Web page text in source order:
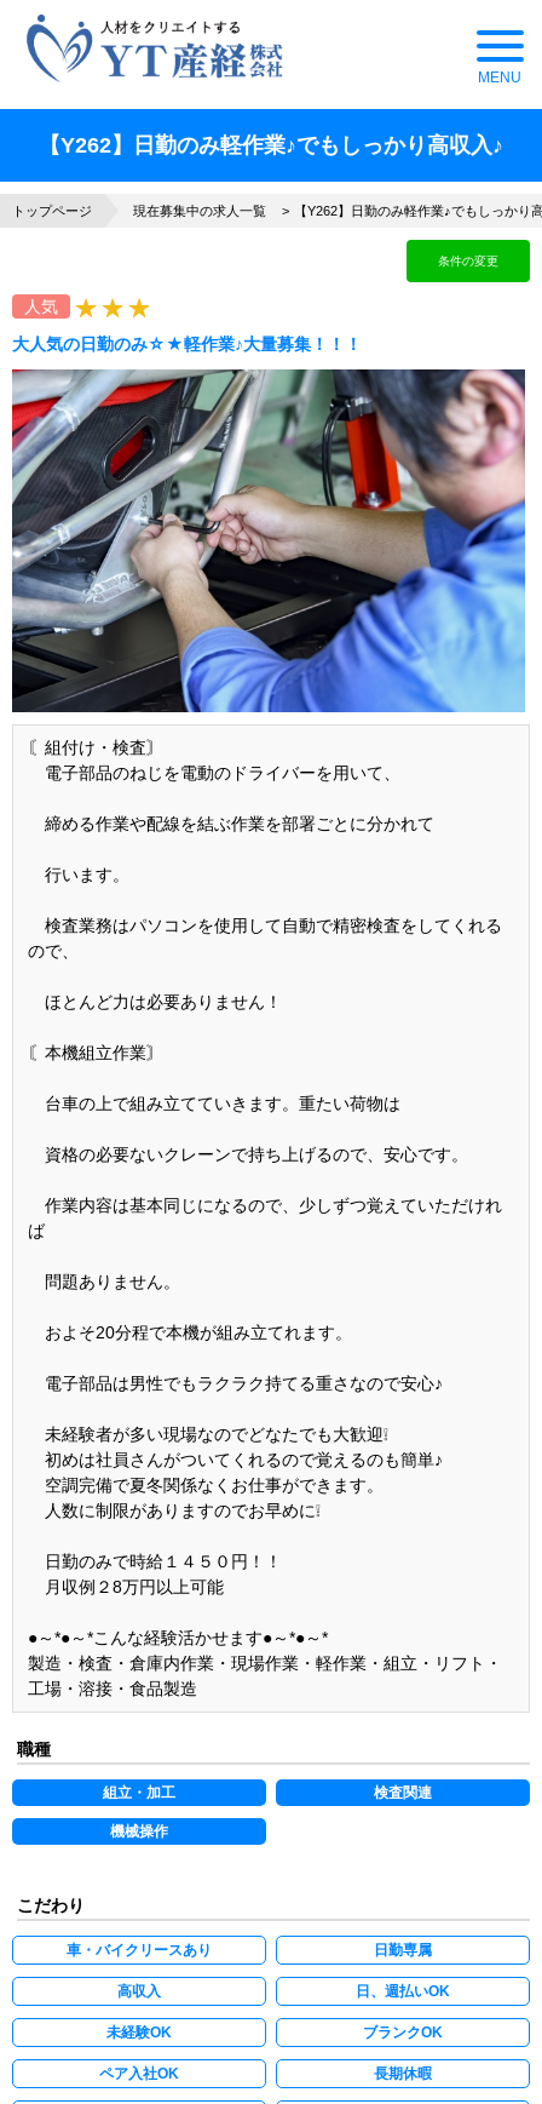
【Y262】日勤のみ軽作業♪でもしっかり高収入♪
トップページ 現在募集中の求人一覧 【Y262】日勤のみ軽作業♪でもしっかり
条件の変更
人気
大人気の日勤のみ☆★軽作業♪大量募集！！！
〘組付け・検査〙
電子部品のねじを電動のドライバーを用いて、
締める作業や配線を結ぶ作業を部署ごとに分かれて
行います。
検査業務はパソコンを使用して自動で精密検査をしてくれる
ので、
ほとんど力は必要ありません！
〘本機組立作業〙
台車の上で組み立てていきます。重たい荷物は
資格の必要ないクレーンで持ち上げるので、安心です。
作業内容は基本同じになるので、少しずつ覚えていただけれ
ば
問題ありません。
およそ20分程で本機が組み立てれます。
電子部品は男性でもラクラク持てる重さなので安心♪
未経験者が多い現場なのでどなたでも大歓迎❕
初めは社員さんがついてくれるので覚えるのも簡単♪
空調完備で夏冬関係なくお仕事ができます。
人数に制限がありますのでお早めに❕
日勤のみで時給１４５０円！！
月収例２8万円以上可能
●～*●～*こんな経験活かせます●～*●～*
製造・検査・倉庫内作業・現場作業・軽作業・組立・リフト・
工場・溶接・食品製造
職種
組立・加工 検査関連
機械操作
こだわり
車・バイクリースあり 日勤専属
高収入 日、週払いOK
未経験OK ブランクOK
ペア入社OK 長期休暇